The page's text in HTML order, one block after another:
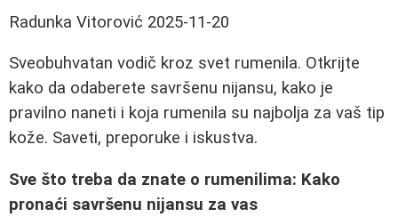
Radunka Vitorović 2025-11-20
Sveobuhvatan vodič kroz svet rumenila. Otkrijte
kako da odaberete savršenu nijansu, kako je
pravilno naneti i koja rumenila su najbolja za vaš tip
kože. Saveti, preporuke i iskustva.
Sve što treba da znate o rumenilima: Kako
pronaći savršenu nijansu za vas